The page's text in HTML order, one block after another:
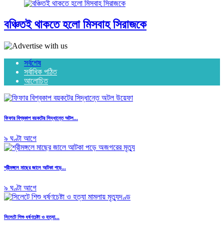
বঞ্চিতই থাকতে হলো মিসবাহ সিরাজকে
সর্বশেষ
সর্বাধিক পঠিত
আলোচিত
ফিফার বিশ্বকাপ বয়কটের সিদ্ধান্তে অটল...
৯ ঘণ্টা আগে
শ্রীমঙ্গলে মাছের জালে আটকা পড়ে...
৯ ঘণ্টা আগে
সিলেটে শিশু ধর্ষণচেষ্টা ও হত্যা...